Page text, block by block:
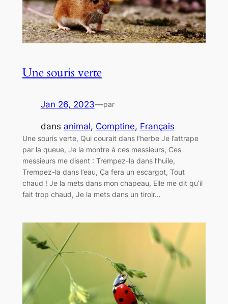
Une souris verte
Jan 26, 2023—par
dans animal, Comptine, Français
Une souris verte, Qui courait dans l’herbe Je l’attrape
par la queue, Je la montre à ces messieurs, Ces
messieurs me disent : Trempez-la dans l’huile,
Trempez-la dans l’eau, Ça fera un escargot, Tout
chaud ! Je la mets dans mon chapeau, Elle me dit qu’il
fait trop chaud, Je la mets dans un tiroir…